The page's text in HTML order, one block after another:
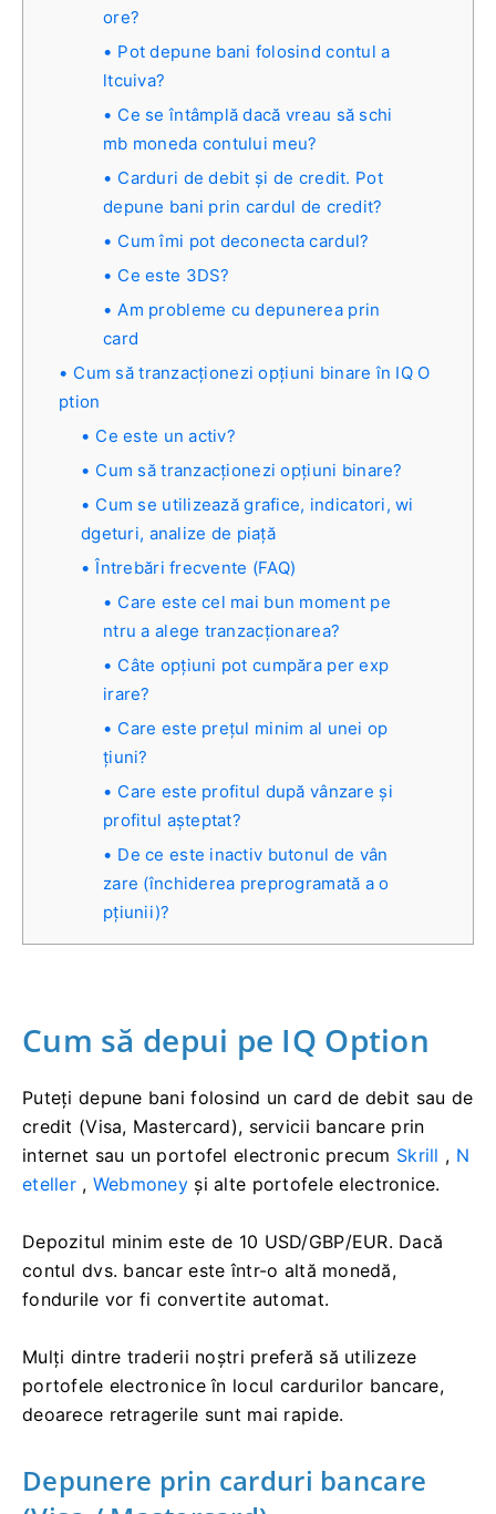
ore?
Pot depune bani folosind contul a
ltcuiva?
Ce se întâmplă dacă vreau să schi
mb moneda contului meu?
Carduri de debit și de credit. Pot
depune bani prin cardul de credit?
Cum îmi pot deconecta cardul?
Ce este 3DS?
Am probleme cu depunerea prin
card
Cum să tranzacționezi opțiuni binare în IQ O
ption
Ce este un activ?
Cum să tranzacționezi opțiuni binare?
Cum se utilizează grafice, indicatori, wi
dgeturi, analize de piață
Întrebări frecvente (FAQ)
Care este cel mai bun moment pe
ntru a alege tranzacționarea?
Câte opțiuni pot cumpăra per exp
irare?
Care este prețul minim al unei op
țiuni?
Care este profitul după vânzare și
profitul așteptat?
De ce este inactiv butonul de vân
zare (închiderea preprogramată a o
pțiunii)?
Cum să depui pe IQ Option
Puteți depune bani folosind un card de debit sau de
credit (Visa, Mastercard), servicii bancare prin
internet sau un portofel electronic precum Skrill , N
eteller, Webmoney și alte portofele electronice.
Depozitul minim este de 10 USD/GBP/EUR. Dacă
contul dvs. bancar este într-o altă monedă,
fondurile vor fi convertite automat.
Mulți dintre traderii noștri preferă să utilizeze
portofele electronice în locul cardurilor bancare,
deoarece retragerile sunt mai rapide.
Depunere prin carduri bancare